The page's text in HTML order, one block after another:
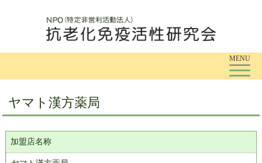
MENU
ヤマト漢方薬局
加盟店名称